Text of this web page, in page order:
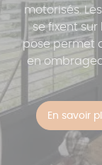
motorisés.
se fixent
pose permet
en
En savoir